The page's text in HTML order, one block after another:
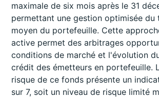
maximale de six mois après le 31
permettant une gestion optimisée du
moyen du portefeuille. Cette
active permet des arbitrages
conditions de marché et l'évolution
crédit des émetteurs en portefeuille.
risque de ce fonds présente un
sur 7, soit un niveau de risque limité